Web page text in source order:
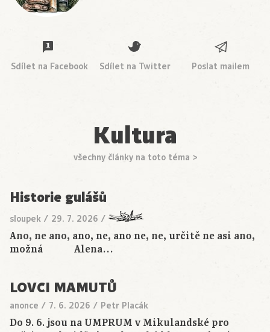
Sdílet na Facebook Sdílet na Twitter Poslat mailem
Kultura
všechny články na toto téma >
Historie gulášů
sloupek / 29. 7. 2026 /
Ano, ne ano, ano, ne, ano ne, ne, určitě ne asi ano,
možná Alena…
LOVCI MAMUTŮ
anonce / 7. 6. 2026 / Petr Placák
Do 9. 6. jsou na UMPRUM v Mikulandské pro